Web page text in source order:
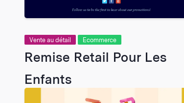
Vente au détail Ecommerce
Remise Retail Pour Les
Enfants